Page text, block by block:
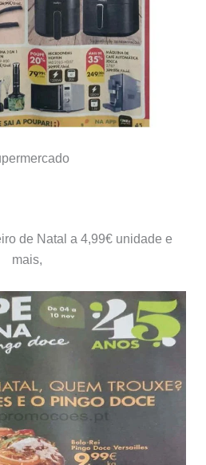
de Natal a 4,99€ unidade e
mais,